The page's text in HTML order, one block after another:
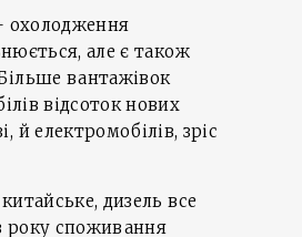
охолодження
але є також
вантажівок
відсоток нових
електромобілів, зріс
дизель все
року споживання